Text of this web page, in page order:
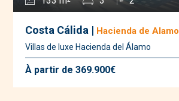
Costa Cálida | Hacienda de Alamo
Villas de luxe Hacienda del Álamo
À partir de 369.900€